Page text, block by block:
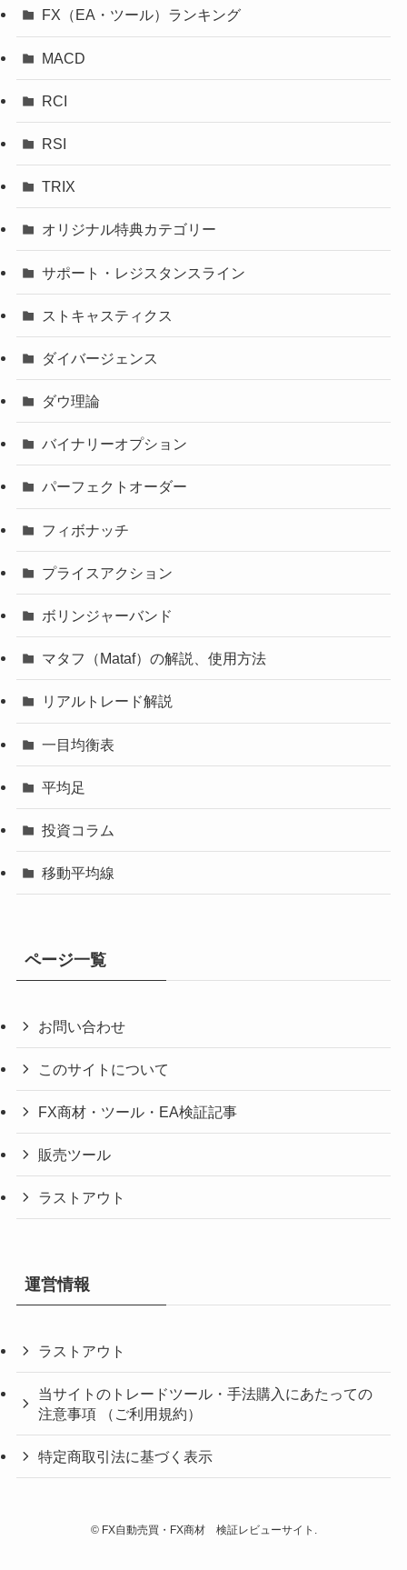
FX（EA・ツール）ランキング
MACD
RCI
RSI
TRIX
オリジナル特典カテゴリー
サポート・レジスタンスライン
ストキャスティクス
ダイバージェンス
ダウ理論
バイナリーオプション
パーフェクトオーダー
フィボナッチ
プライスアクション
ボリンジャーバンド
マタフ（Mataf）の解説、使用方法
リアルトレード解説
一目均衡表
平均足
投資コラム
移動平均線
ページ一覧
お問い合わせ
このサイトについて
FX商材・ツール・EA検証記事
販売ツール
ラストアウト
運営情報
ラストアウト
当サイトのトレードツール・手法購入にあたっての
注意事項 （ご利用規約）
特定商取引法に基づく表示
©FX自動売買・FX商材 検証レビューサイト.